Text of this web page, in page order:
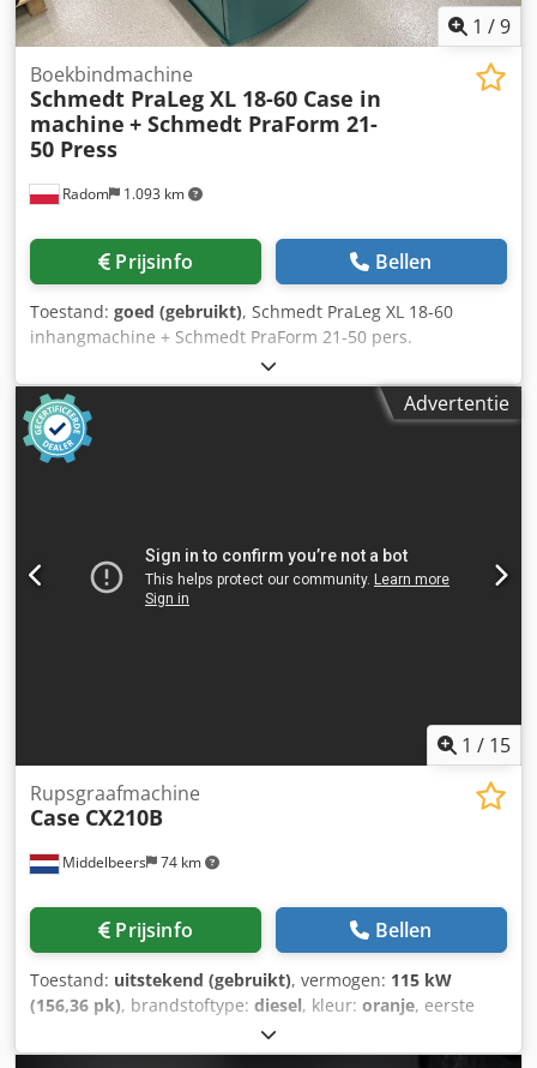
1 /9
Radom 1.093 km
Boekbindmachine
Schmedt PraLeg XL 18-60 Case in
machine + Schmedt PraForm 21-
50 Press
Prijsinfo Bellen
Toestand: goed (gebruikt), Schmedt PraLeg XL 18-60
inhangmachine + Schmedt PraForm 21-50 pers.
Geproduceerd in 2022. Schmedt PraLeg XL 18-60
inhangmachine voor boeken Dkodpfx Ahszdazbsaor De
machine verkeert in goede staat en is direct inzetbaar.
Geschikt voor het inhangen van een boekblok in een
voorbereide hardcover. Voorzien van twee lijmeenheden,
230V Gewicht: 300 kg Gemaakt in Duitsland. Schmedt
PraForm 21-50 boekpers Boekpers met groefsnijder.
Geproduceerd door Schmedt, Duitsland. De machine is in
Advertentie
1 / 15
Middelbeers 74 km
Rupsgraafmachine
Case CX210B
Prijsinfo Bellen
Toestand: uitstekend (gebruikt), vermogen: 115 kW
(156,36 pk), brandstoftype: diesel, kleur: oranje, eerste
, Bouwjaar:
h, Algemene informatie Bouwjaar: 2012 Serienummer: